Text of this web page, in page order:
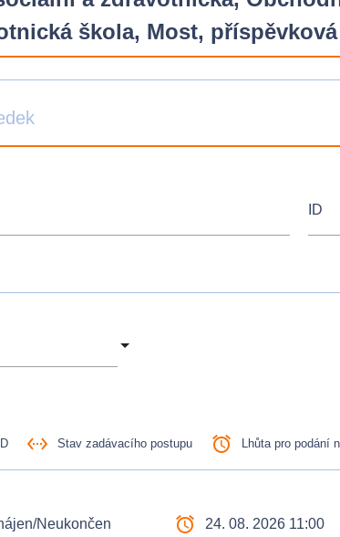
škola, Most,
ID
ID settings_ethernet Stav zadávacího postupu access_alarm Lhůta pro podání
Neukončen access_alarm 24. 08. 2026 11:00